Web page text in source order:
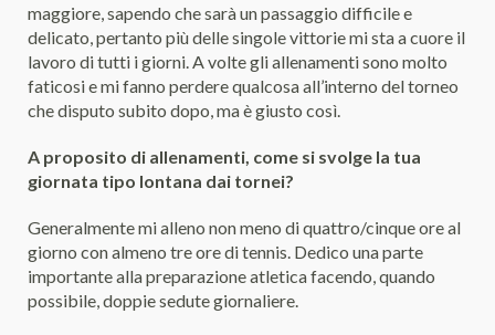
maggiore, sapendo che sarà un passaggio difficile e
delicato, pertanto più delle singole vittorie mi sta a cuore il
lavoro di tutti i giorni. A volte gli allenamenti sono molto
faticosi e mi fanno perdere qualcosa all’interno del torneo
che disputo subito dopo, ma è giusto così.
A proposito di allenamenti, come si svolge la tua
giornata tipo lontana dai tornei?
Generalmente mi alleno non meno di quattro/cinque ore al
giorno con almeno tre ore di tennis. Dedico una parte
importante alla preparazione atletica facendo, quando
possibile, doppie sedute giornaliere.